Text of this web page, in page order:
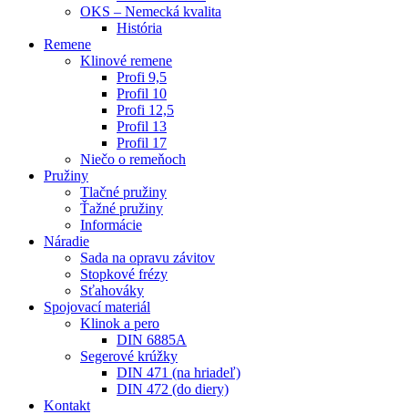
OKS – Nemecká kvalita
História
Remene
Klinové remene
Profi 9,5
Profil 10
Profi 12,5
Profil 13
Profil 17
Niečo o remeňoch
Pružiny
Tlačné pružiny
Ťažné pružiny
Informácie
Náradie
Sada na opravu závitov
Stopkové frézy
Sťahováky
Spojovací materiál
Klinok a pero
DIN 6885A
Segerové krúžky
DIN 471 (na hriadeľ)
DIN 472 (do diery)
Kontakt